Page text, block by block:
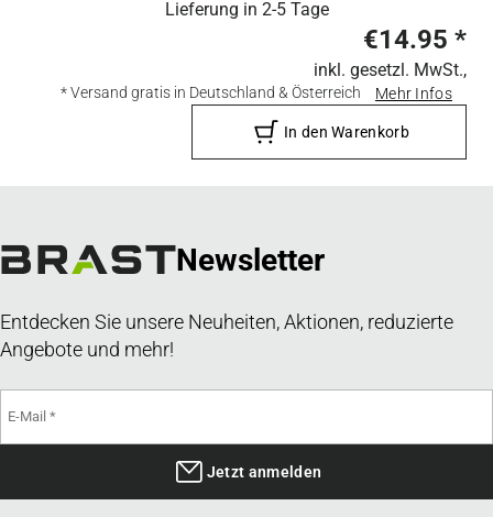
Lieferung in 2-5 Tage
€14.95 *
inkl. gesetzl. MwSt.,
* Versand gratis in Deutschland & Österreich Mehr Infos
In den Warenkorb
Newsletter
Entdecken Sie unsere Neuheiten, Aktionen, reduzierte
Angebote und mehr!
Jetzt anmelden